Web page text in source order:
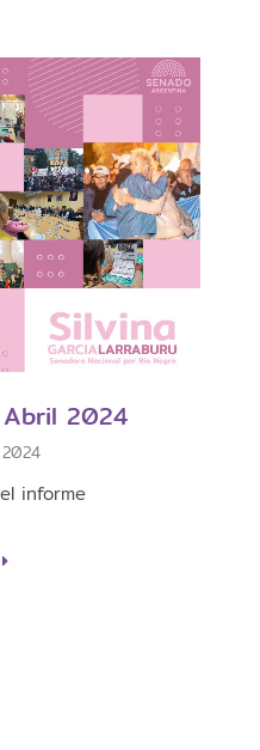
2024
informe